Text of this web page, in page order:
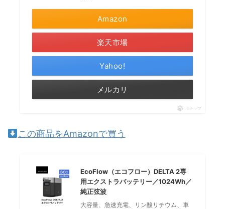
Amazon
楽天市場
Yahoo!
メルカリ
ポチップ
この商品をAmazonで買う
EcoFlow（エコフロー）DELTA 2専
用エクストラバッテリー／1024Wh／
純正弦波
大容量、急速充電、リン酸リチウム、車